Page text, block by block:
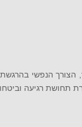
הצורך הנפשי
רגיעה